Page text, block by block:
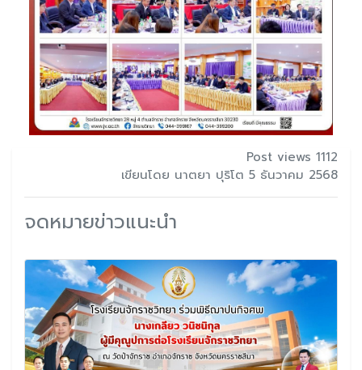
Post views 1112
เขียนโดย นาตยา ปุริโต 5 ธันวาคม 2568
จดหมายข่าวแนะนำ